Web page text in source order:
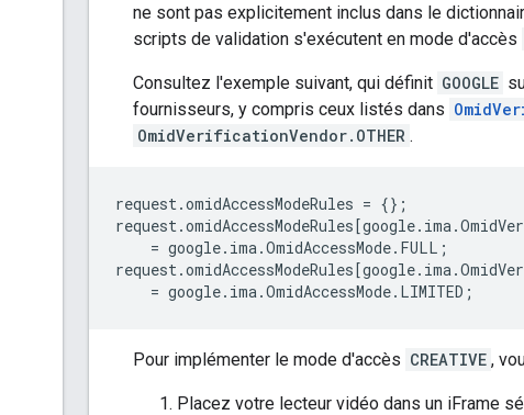
ne sont pas explicitement inclus dans le
scripts de validation s'exécutent en mode d'accès
Consultez l'exemple suivant, qui définit GOOGLE
fournisseurs, y compris ceux listés dans
OmidVerificationVendor.OTHER .
request.omidAccessModeRules = {};
request.omidAccessModeRules[google. ima.
= google. ima.OmidAccessMode. FULL ;
request.omidAccessModeRules[google. ima.
= google. ima.OmidAccessMode. LIMITED ;
Pour implémenter le mode d'accès CREATIVE ,
Placez votre lecteur vidéo dans un iFrame